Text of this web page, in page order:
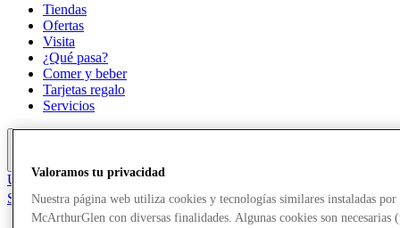
Tiendas
Ofertas
Visita
¿Qué pasa?
Comer y beber
Tarjetas regalo
Servicios
Únete al Club
Salvado
es
Valoramos tu privacidad
Nuestra página web utiliza cookies y tecnologías similares instaladas por
McArthurGlen con diversas finalidades. Algunas cookies son necesarias